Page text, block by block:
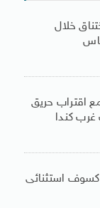
خلال
شخص مع اقتراب حريق
غرب كندا
استثنائى